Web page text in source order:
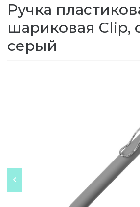
Ручка
шариковая Clip,
серый